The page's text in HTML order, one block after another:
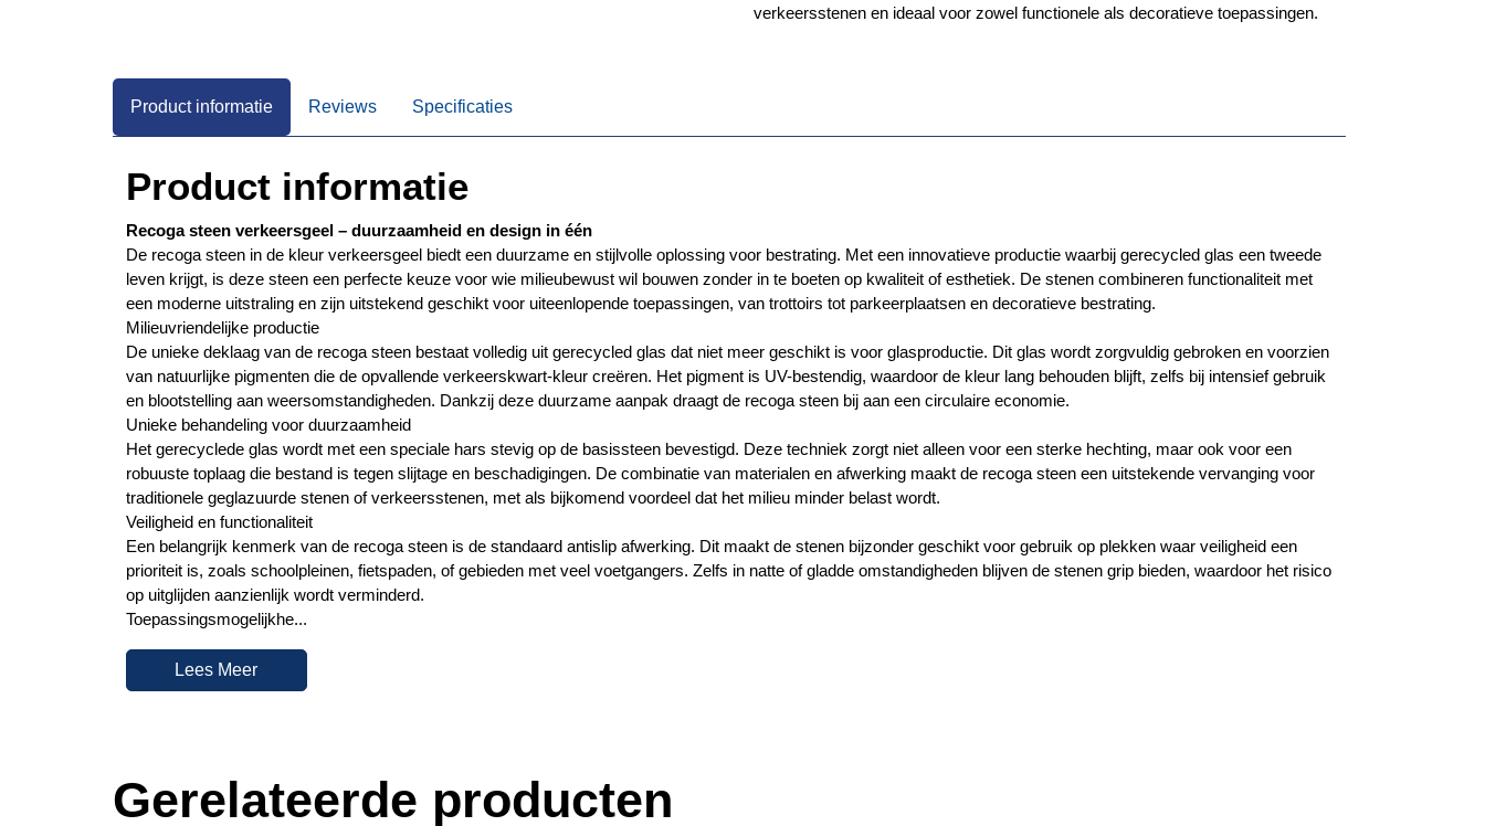
verkeersstenen en ideaal voor zowel functionele als decoratieve toepassingen.
Product informatie Reviews Specificaties
Product informatie
Recoga steen verkeersgeel – duurzaamheid en design in één
De recoga steen in de kleur verkeersgeel biedt een duurzame en stijlvolle oplossing voor bestrating. Met een innovatieve productie waarbij gerecycled glas een tweede
leven krijgt, is deze steen een perfecte keuze voor wie milieubewust wil bouwen zonder in te boeten op kwaliteit of esthetiek. De stenen combineren functionaliteit met
een moderne uitstraling en zijn uitstekend geschikt voor uiteenlopende toepassingen, van trottoirs tot parkeerplaatsen en decoratieve bestrating.
Milieuvriendelijke productie
De unieke deklaag van de recoga steen bestaat volledig uit gerecycled glas dat niet meer geschikt is voor glasproductie. Dit glas wordt zorgvuldig gebroken en voorzien
van natuurlijke pigmenten die de opvallende verkeerskwart-kleur creëren. Het pigment is UV-bestendig, waardoor de kleur lang behouden blijft, zelfs bij intensief gebruik
en blootstelling aan weersomstandigheden. Dankzij deze duurzame aanpak draagt de recoga steen bij aan een circulaire economie.
Unieke behandeling voor duurzaamheid
Het gerecyclede glas wordt met een speciale hars stevig op de basissteen bevestigd. Deze techniek zorgt niet alleen voor een sterke hechting, maar ook voor een
robuuste toplaag die bestand is tegen slijtage en beschadigingen. De combinatie van materialen en afwerking maakt de recoga steen een uitstekende vervanging voor
traditionele geglazuurde stenen of verkeersstenen, met als bijkomend voordeel dat het milieu minder belast wordt.
Veiligheid en functionaliteit
Een belangrijk kenmerk van de recoga steen is de standaard antislip afwerking. Dit maakt de stenen bijzonder geschikt voor gebruik op plekken waar veiligheid een
prioriteit is, zoals schoolpleinen, fietspaden, of gebieden met veel voetgangers. Zelfs in natte of gladde omstandigheden blijven de stenen grip bieden, waardoor het risico
op uitglijden aanzienlijk wordt verminderd.
Toepassingsmogelijkhe...
Lees Meer
Gerelateerde producten